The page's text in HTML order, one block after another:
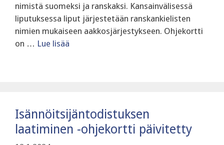
nimistä suomeksi ja ranskaksi. Kansainvälisessä
liputuksessa liput järjestetään ranskankielisten
nimien mukaiseen aakkosjärjestykseen. Ohjekortti
on … Lue lisää
Isännöitsijäntodistuksen
laatiminen -ohjekortti päivitetty